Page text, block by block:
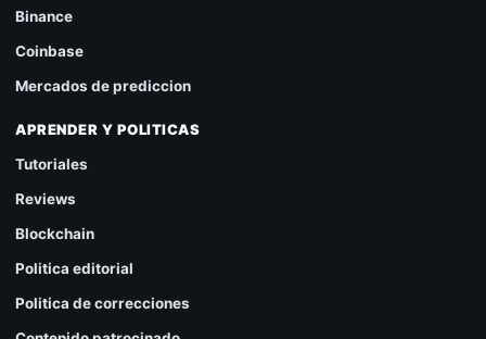
Binance
Coinbase
Mercados de prediccion
APRENDER Y POLITICAS
Tutoriales
Reviews
Blockchain
Politica editorial
Politica de correcciones